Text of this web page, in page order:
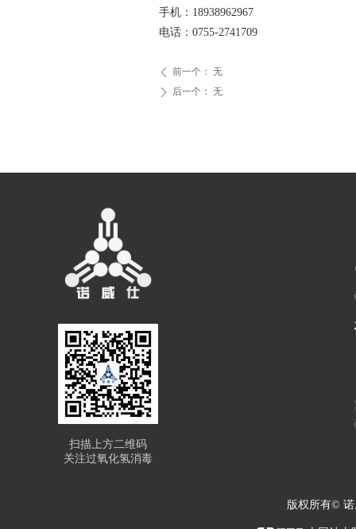
手机：18938962967
电话：0755-2741709
ꄴ 前一个： 无
ꄲ 后一个： 无
扫描上方二维码
关注过氧化氢消毒
版权所有©